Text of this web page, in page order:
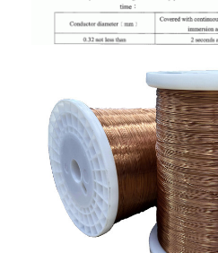
À la maison
Produits
Spectacle de réalité virtuelle